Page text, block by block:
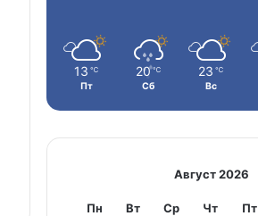
13 ℃
Пт
20 ℃
Сб
23 ℃
Вс
Август 2026
Пн Вт Ср Чт Пт